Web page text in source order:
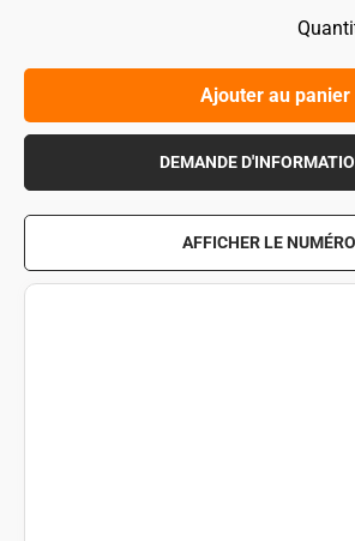
Ajouter au panier
DEMANDE
AFFICHER LE NUMÉRO